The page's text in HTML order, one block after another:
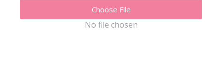
Choose File
No file chosen